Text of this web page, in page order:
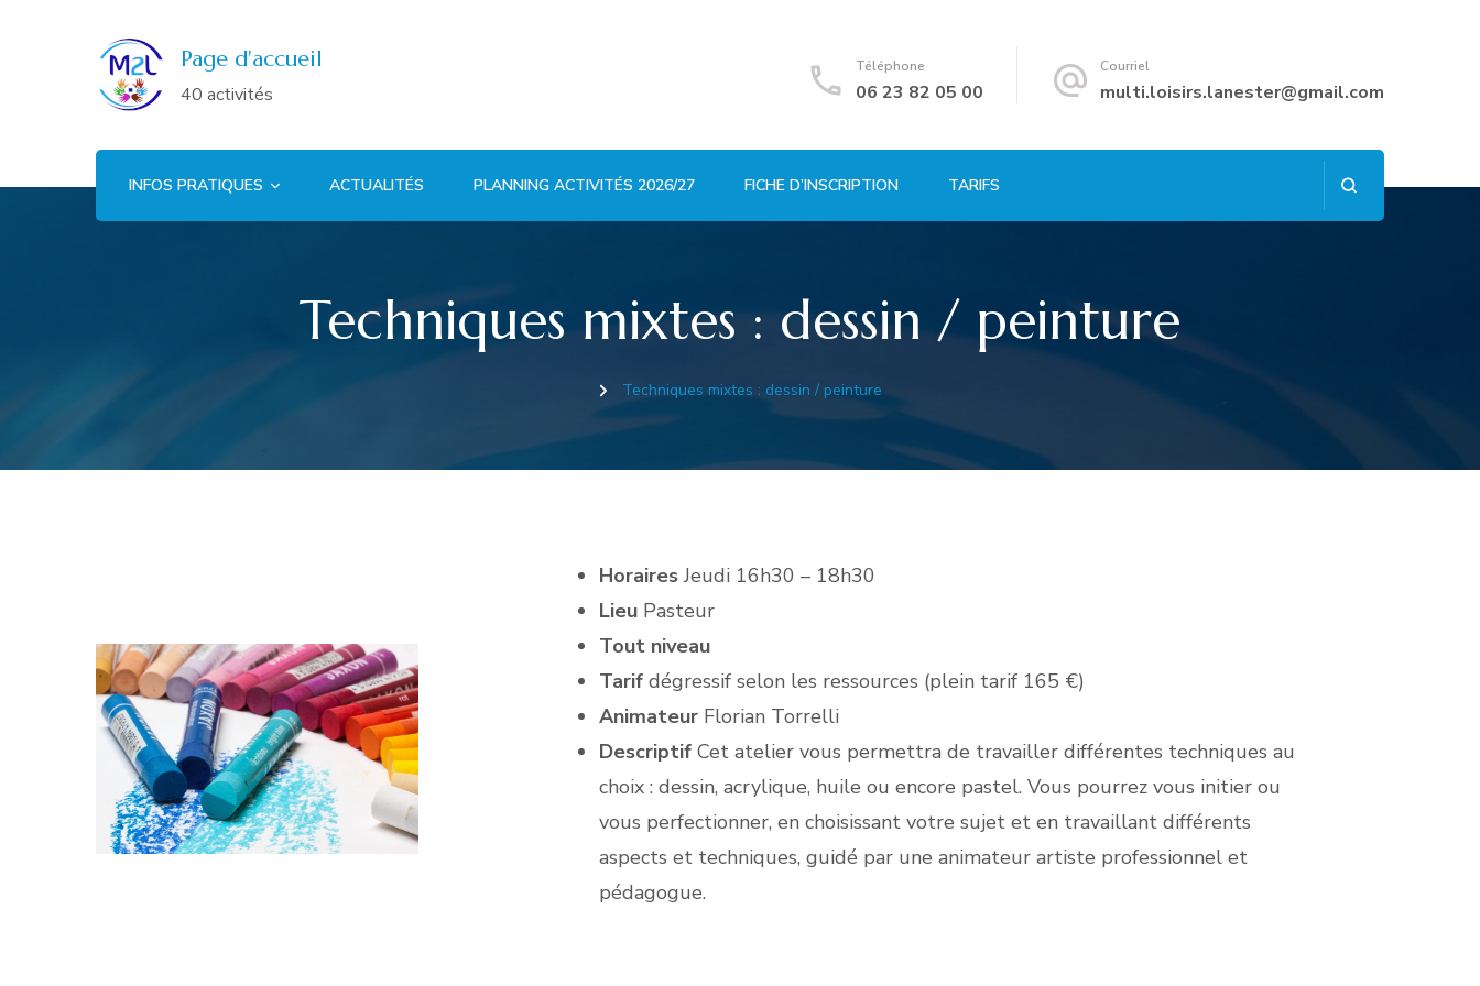
Page d'accueil
40 activités
Téléphone
06 23 82 05 00
Courriel
multi.loisirs.lanester@gmail.com
INFOS PRATIQUES ACTUALITÉS PLANNING ACTIVITÉS 2026/27 FICHE D’INSCRIPTION TARIFS
Techniques mixtes : dessin / peinture
Techniques mixtes : dessin / peinture
HorairesJeudi 16h30 – 18h30
LieuPasteur
Tout niveau
Tarifdégressif selon les ressources (plein tarif 165 €)
AnimateurFlorian Torrelli
DescriptifCet atelier vous permettra de travailler différentes techniques au
choix : dessin, acrylique, huile ou encore pastel. Vous pourrez vous initier ou
vous perfectionner, en choisissant votre sujet et en travaillant différents
aspects et techniques, guidé par une animateur artiste professionnel et
pédagogue.